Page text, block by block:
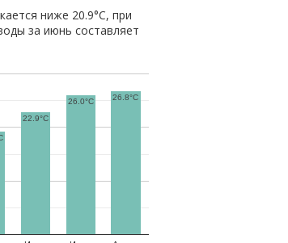
ниже 20.9°C, при
за июнь составляет
22.9°C
26.0°C 26.8°C